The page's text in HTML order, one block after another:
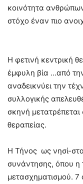
κοινότητα
στόχο έναν πιο
Η φετινή κεντρική
έμφυλη βία …από
αναδεικνύει την
συλλογικής
σκηνή
θεραπείας.
Η Τήνος ως νησί-
συνάντησης, όπου η
μετασχηματισμού. 7